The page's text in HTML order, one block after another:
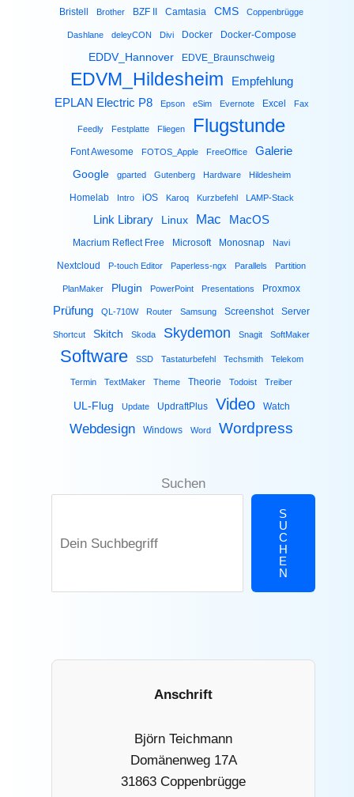
Bristell Brother BZF II Camtasia CMS Coppenbrügge
Dashlane deleyCON Divi Docker Docker-Compose
EDDV_Hannover EDVE_Braunschweig
EDVM_Hildesheim Empfehlung
EPLAN Electric P8 Epson eSim Evernote Excel Fax
Feedly Festplatte Fliegen Flugstunde
Font Awesome FOTOS_Apple FreeOffice Galerie
Google gparted Gutenberg Hardware Hildesheim
Homelab Intro iOS Karoq Kurzbefehl LAMP-Stack
Link Library Linux Mac MacOS
Macrium Reflect Free Microsoft Monosnap Navi
Nextcloud P-touch Editor Paperless-ngx Parallels Partition
PlanMaker Plugin PowerPoint Presentations Proxmox
Prüfung QL-710W Router Samsung Screenshot Server
Shortcut Skitch Skoda Skydemon Snagit SoftMaker
Software SSD Tastaturbefehl Techsmith Telekom
Termin TextMaker Theme Theorie Todoist Treiber
UL-Flug Update UpdraftPlus Video Watch
Webdesign Windows Word Wordpress
Suchen
S
U
C
H
E
N
Anschrift
Björn Teichmann
Domänenweg 17A
31863 Coppenbrügge